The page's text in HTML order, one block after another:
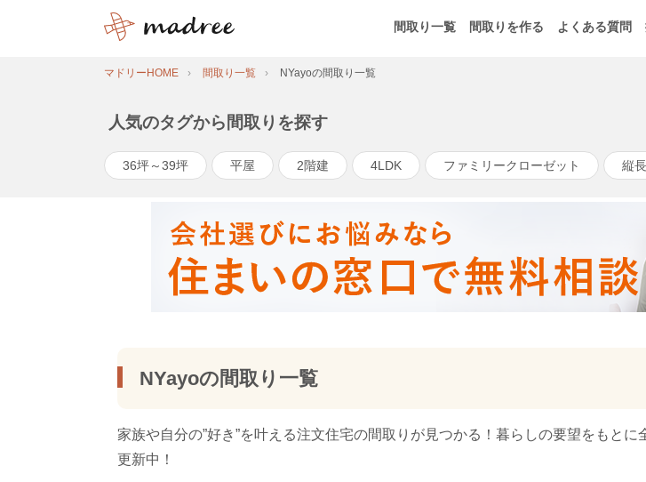
間取り一覧 間取りを作る よくある質問
マドリーHOME 間取り一覧 NYayoの間取り一覧
人気のタグから間取りを探す
36坪～39坪 平屋 2階建 4LDK ファミリークローゼット 縦長
NYayoの間取り一覧
家族や自分の”好き”を叶える注文住宅の間取りが見つかる！暮らしの要望をもと
更新中！